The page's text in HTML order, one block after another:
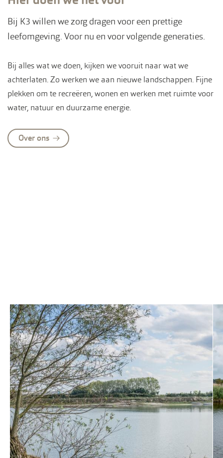
Bij K3 willen we zorg dragen voor een prettige
leefomgeving. Voor nu en voor volgende generaties.
Bij alles wat we doen, kijken we vooruit naar wat we
achterlaten. Zo werken we aan nieuwe landschappen. Fijne
plekken om te recreëren, wonen en werken met ruimte voor
water, natuur en duurzame energie.
Over ons